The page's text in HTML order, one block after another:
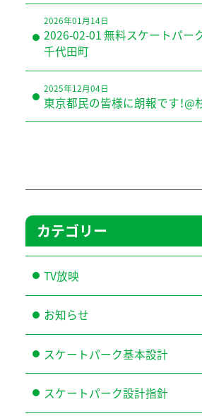
2026年01月14日
2026-02-01 無料スケートパーク
千代田町
2025年12月04日
東京都民の皆様に朗報です！@
カテゴリー
TV放映
お知らせ
スケートパーク基本設計
スケートパーク設計指針